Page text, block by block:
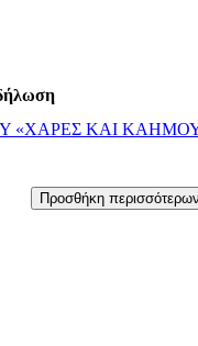
«ΧΑΡΕΣ ΚΑΙ
Προσθήκη